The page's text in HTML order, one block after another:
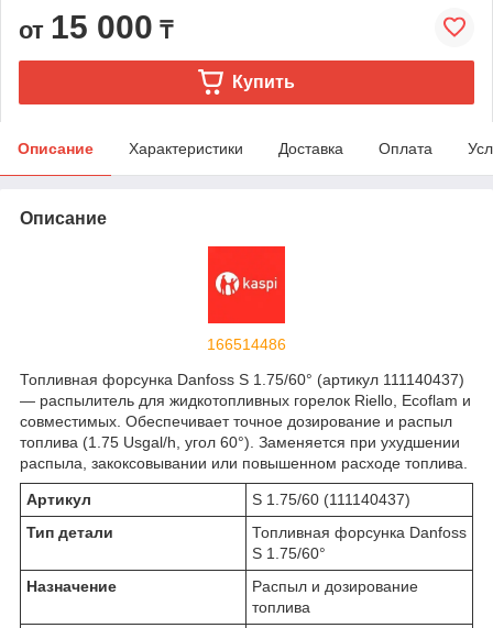
от 15 000 ₸
Купить
Описание Характеристики Доставка Оплата
Описание
166514486
Топливная форсунка Danfoss S 1.75/60° (артикул 111140437)
— распылитель для жидкотопливных горелок Riello, Ecoflam и
совместимых. Обеспечивает точное дозирование и распыл
топлива (1.75 Usgal/h, угол 60°). Заменяется при ухудшении
распыла, закоксовывании или повышенном расходе топлива.
Артикул
S 1.75/60 (111140437)
Тип детали
Топливная форсунка Danfoss
S 1.75/60°
Назначение
Распыл и дозирование
топлива